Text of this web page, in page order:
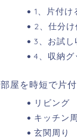
1、片付け
2、仕分
3、お試し
4、収納グ
部屋を時短で片
リビング
キッチン
玄関周り